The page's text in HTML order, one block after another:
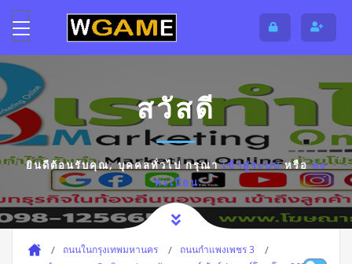
สวัสดี
ยินดีต้อนรับคุณ,บุคคลทั่วไปกรุณาเข้าสู่ระบบหรือลง
ทะเบียน
ถนนในกรุงเทพมหานคร
ถนนกำแพงเพชร 3